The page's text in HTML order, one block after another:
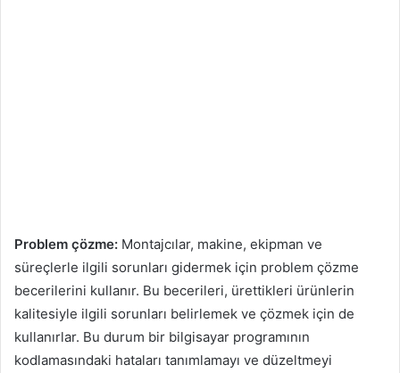
Problem çözme: Montajcılar, makine, ekipman ve
süreçlerle ilgili sorunları gidermek için problem çözme
becerilerini kullanır. Bu becerileri, ürettikleri ürünlerin
kalitesiyle ilgili sorunları belirlemek ve çözmek için de
kullanırlar. Bu durum bir bilgisayar programının
kodlamasındaki hataları tanımlamayı ve düzeltmeyi